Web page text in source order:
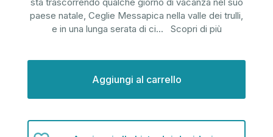
sta trascorrendo qualche giorno di vacanza nel suo
paese natale, Ceglie Messapica nella valle dei trulli,
e in una lunga serata di ci... Scopri di più